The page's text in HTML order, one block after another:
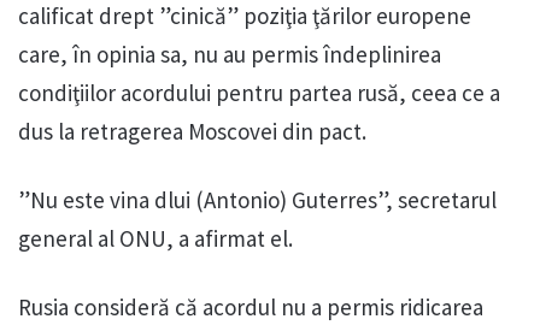
calificat drept ”cinică” poziţia ţărilor europene
care, în opinia sa, nu au permis îndeplinirea
condiţiilor acordului pentru partea rusă, ceea ce a
dus la retragerea Moscovei din pact.
”Nu este vina dlui (Antonio) Guterres”, secretarul
general al ONU, a afirmat el.
Rusia consideră că acordul nu a permis ridicarea